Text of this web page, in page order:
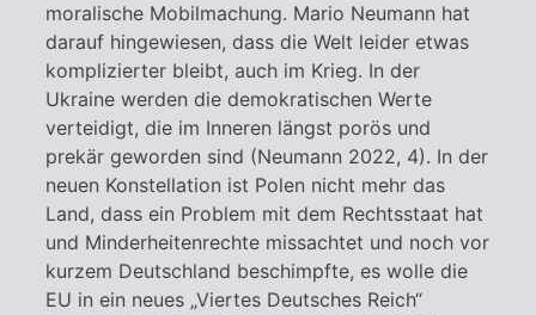
moralische Mobilmachung. Mario Neumann hat
darauf hingewiesen, dass die Welt leider etwas
komplizierter bleibt, auch im Krieg. In der
Ukraine werden die demokratischen Werte
verteidigt, die im Inneren längst porös und
prekär geworden sind (Neumann 2022, 4). In der
neuen Konstellation ist Polen nicht mehr das
Land, dass ein Problem mit dem Rechtsstaat hat
und Minderheitenrechte missachtet und noch vor
kurzem Deutschland beschimpfte, es wolle die
EU in ein neues „Viertes Deutsches Reich“